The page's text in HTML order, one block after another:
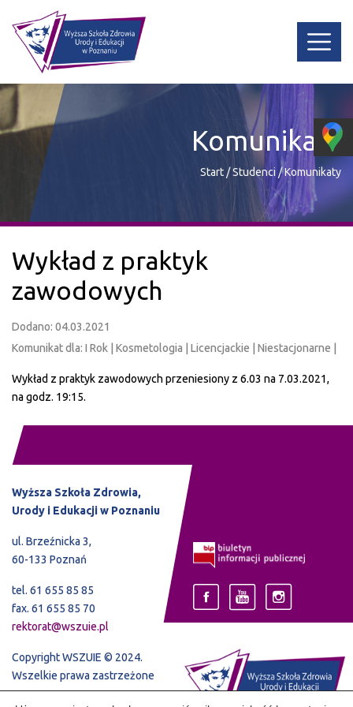
Komunikaty
Start/Studenci /Komunikaty
Wykład z praktyk
zawodowych
Dodano: 04.03.2021
Komunikat dla: I Rok | Kosmetologia | Licencjackie | Niestacjonarne |
Wykład z praktyk zawodowych przeniesiony z 6.03 na 7.03.2021,
na godz. 19:15.
Wyższa Szkoła Zdrowia,
Urody i Edukacji w Poznaniu
ul. Brzeźnicka 3,
60-133 Poznań
tel. 61 655 85 85
fax. 61 655 85 70
rektorat@wszuie.pl
Copyright WSZUIE © 2024.
Wszelkie prawa zastrzeżone